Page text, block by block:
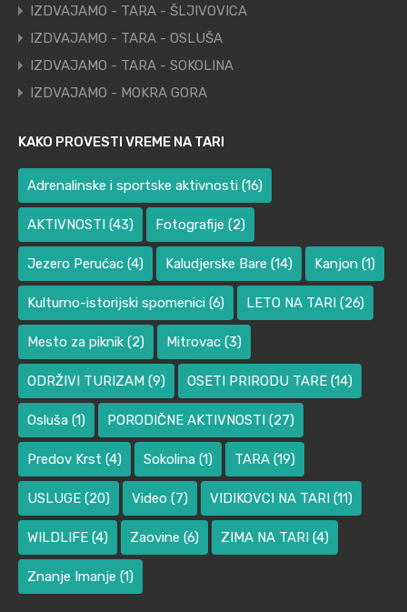
IZDVAJAMO - TARA - ŠLJIVOVICA
IZDVAJAMO - TARA - OSLUŠA
IZDVAJAMO - TARA - SOKOLINA
IZDVAJAMO - MOKRA GORA
KAKO PROVESTI VREME NA TARI
Adrenalinske i sportske aktivnosti (16)
AKTIVNOSTI (43) Fotografije (2)
Jezero Perućac (4) Kaludjerske Bare (14) Kanjon (1)
Kulturno-istorijski spomenici (6) LETO NA TARI (26)
Mesto za piknik (2) Mitrovac (3)
ODRŽIVI TURIZAM (9) OSETI PRIRODU TARE (14)
Osluša (1) PORODIČNE AKTIVNOSTI (27)
Predov Krst (4) Sokolina (1) TARA (19)
USLUGE (20) Video (7) VIDIKOVCI NA TARI (11)
WILDLIFE (4) Zaovine (6) ZIMA NA TARI (4)
Znanje Imanje (1)